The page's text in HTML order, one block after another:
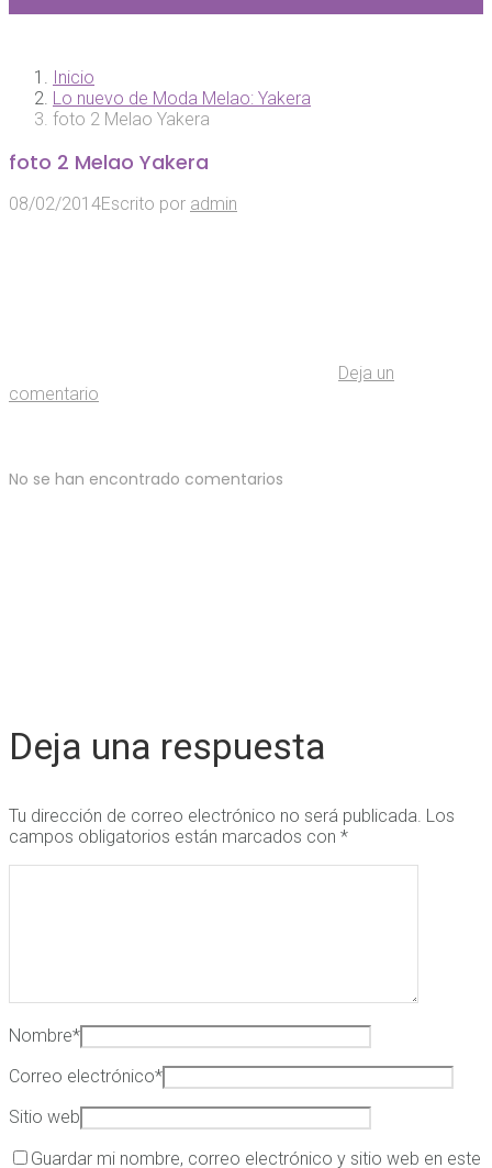
Inicio
Lo nuevo de Moda Melao: Yakera
foto 2 Melao Yakera
foto 2 Melao Yakera
08/02/2014Escrito por admin
Deja un
comentario
No se han encontrado comentarios
Deja una respuesta
Tu dirección de correo electrónico no será publicada. Los
campos obligatorios están marcados con *
Nombre*
Correo electrónico*
Sitio web
Guardar mi nombre, correo electrónico y sitio web en este